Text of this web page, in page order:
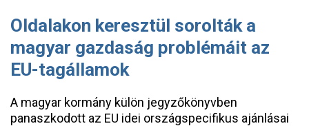
Oldalakon keresztül sorolták a
magyar gazdaság problémáit az
EU-tagállamok
A magyar kormány külön jegyzőkönyvben
panaszkodott az EU idei országspecifikus ajánlásai